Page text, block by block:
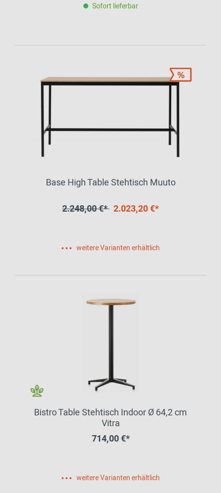
Sofort lieferbar
Base High Table Stehtisch Muuto
2.248,00 €* 2.023,20 €*
weitere Varianten erhältlich
Bistro Table Stehtisch Indoor Ø 64,2 cm
Vitra
714,00 €*
weitere Varianten erhältlich